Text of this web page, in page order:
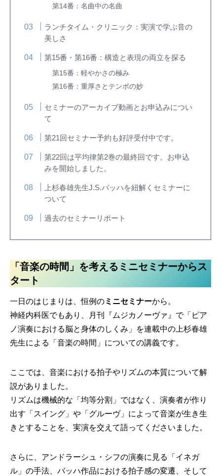
第14番：名曲中の名曲
ランチタイム・クリニック：実演で学ぶ音の
美しさ
第15番・第16番：構造と表現の両立を探る
第15番：軽やかさの極み
第16番：重厚さとテンポの妙
セミナーのアーカイブ動画とお申込みについ
て
第21回セミナー予約も好評受付中です。
第22回は平均律第2巻の最終回です。お申込
みを開始しました。
上杉春雄先生J.S.バッハを紐解くセミナーに
ついて
過去のセミナーリポート
「音楽の時間」を考えるミニセミナーからス
タート
一日のはじまりは、恒例のミニセミナーから。
神経内科医でもあり、月刊『ムジカノーヴァ』で「ピア
ノ演奏における脳と身体のしくみ」を連載中の上杉春雄
先生による「音楽の時間」についての講義です。
ここでは、音楽における拍子やリズムの本質について解
説がありました。
リズムは機械的な「均等分割」ではなく、演奏者が作り
出す「スイング」や「グルーヴ」によって音楽が生き生
きとすることを、実演を交えて語ってくださいました。
さらに、アンドラーシュ・シフの演奏に見る「イネガ
ル」の手法、バッハ作品における拍子感の変遷、そして